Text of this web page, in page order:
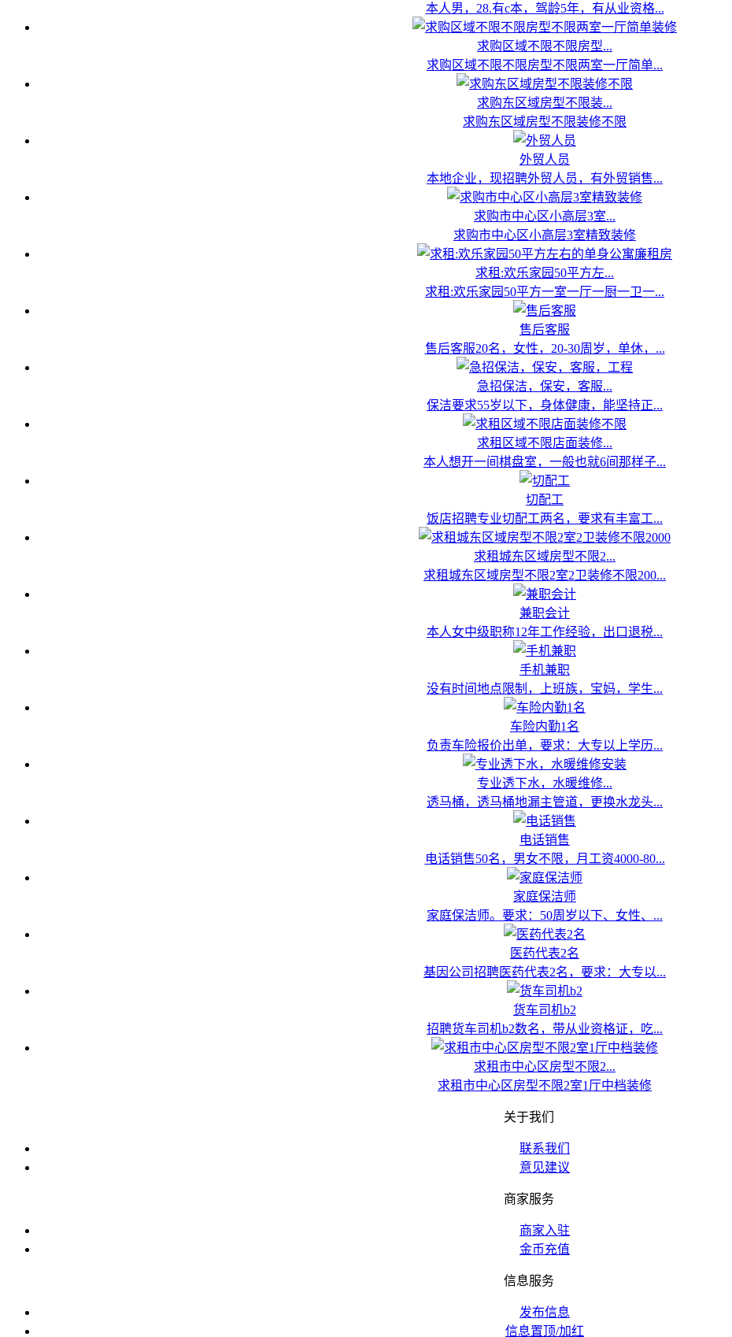
本人男，28.有c本，驾龄5年，有从业资格...
求购区域不限不限房型...
求购区域不限不限房型不限两室一厅简单...
求购东区域房型不限装...
求购东区域房型不限装修不限
外贸人员
本地企业，现招聘外贸人员，有外贸销售...
求购市中心区小高层3室...
求购市中心区小高层3室精致装修
求租:欢乐家园50平方左...
求租:欢乐家园50平方一室一厅一厨一卫一...
售后客服
售后客服20名，女性，20-30周岁，单休，...
急招保洁，保安，客服...
保洁要求55岁以下，身体健康，能坚持正...
求租区域不限店面装修...
本人想开一间棋盘室，一般也就6间那样子...
切配工
饭店招聘专业切配工两名，要求有丰富工...
求租城东区域房型不限2...
求租城东区域房型不限2室2卫装修不限200...
兼职会计
本人女中级职称12年工作经验，出口退税...
手机兼职
没有时间地点限制，上班族，宝妈，学生...
车险内勤1名
负责车险报价出单，要求：大专以上学历...
专业透下水，水暖维修...
透马桶，透马桶地漏主管道，更换水龙头...
电话销售
电话销售50名，男女不限，月工资4000-80...
家庭保洁师
家庭保洁师。要求：50周岁以下、女性、...
医药代表2名
基因公司招聘医药代表2名，要求：大专以...
货车司机b2
招聘货车司机b2数名，带从业资格证，吃...
求租市中心区房型不限2...
求租市中心区房型不限2室1厅中档装修
关于我们
联系我们
意见建议
商家服务
商家入驻
金币充值
信息服务
发布信息
信息置顶/加红